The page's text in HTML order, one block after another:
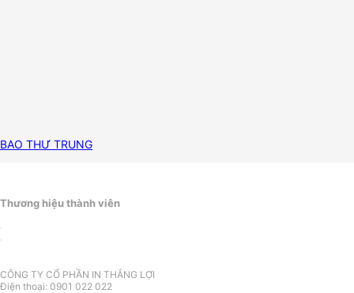
BAO THƯ TRUNG
Thương hiệu thành viên
CÔNG TY CỔ PHẦN IN THẮNG LỢI
Điện thoại: 0901 022 022